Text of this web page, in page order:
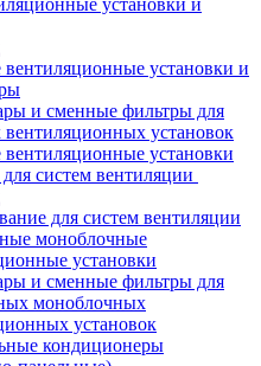
установки и
установки и
и сменные фильтры для
установок
установки
систем вентиляции
для систем вентиляции
моноблочные
установки
и сменные фильтры для
моноблочных
установок
кондиционеры